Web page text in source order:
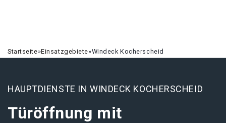
Startseite»Einsatzgebiete»Windeck Kocherscheid
HAUPTDIENSTE IN WINDECK KOCHERSCHEID
Türöffnung mit